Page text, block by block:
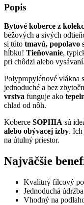
Popis
Bytové koberce z
béžových a sivých
si túto tmavú, popolavo
hĺbku! Tieňovanie,
pri chôdzi alebo vysávaní.
Polypropylénové vlákna
jednoduché a bez
vrstva funguje ako
chlad od nôh.
Koberce SOPHIA sú
alebo obývacej izby.
na útulný priestor.
Najväčšie
Kvalitný filcový
Jednoduchá
Vhodný na